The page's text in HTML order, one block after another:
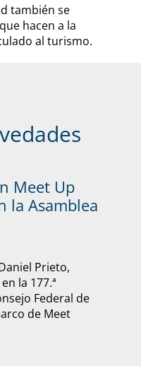
también se
hacen a la
al turismo.
Meet Up
la Asamblea
Prieto,
la 177.ª
Federal de
de Meet